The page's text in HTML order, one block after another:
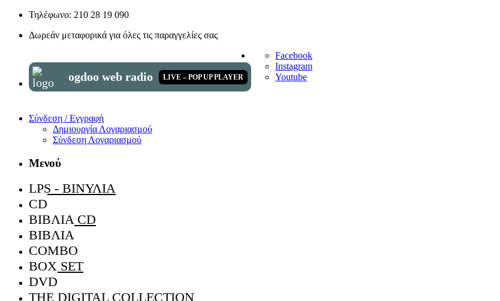
Τηλέφωνο: 210 28 19 090
Δωρεάν μεταφορικά για όλες τις παραγγελίες σας
ogdoo web radio LIVE – POP UP PLAYER
Facebook
Instagram
Youtube
Σύνδεση / Εγγραφή
Δημιουργία Λογαριασμού
Σύνδεση Λογαριασμού
Μενού
LPS - ΒΙΝΎΛΙΑ
CD
ΒΙΒΛΊΑ CD
ΒΙΒΛΊΑ
COMBO
BOX SET
DVD
THE DIGITAL COLLECTION